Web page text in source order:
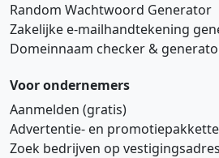
Random Wachtwoord Generator
Zakelijke e‑mailhandtekening
Domeinnaam checker &
Voor ondernemers
Aanmelden (gratis)
Advertentie‑ en
Zoek bedrijven op vestigingsadres